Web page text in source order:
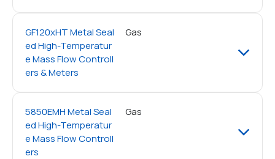
GF120xHT Metal Seal
ed High-Temperatur
e Mass Flow Controll
ers & Meters
Gas
5850EMH Metal Seal
ed High-Temperatur
e Mass Flow Controll
ers
Gas